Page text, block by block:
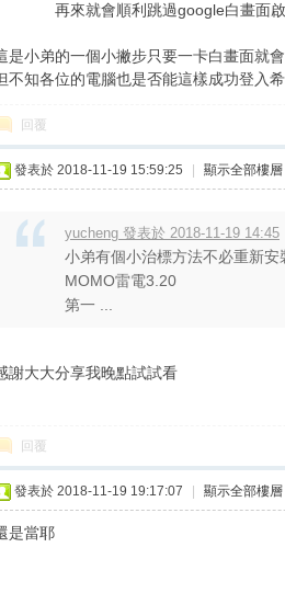
再來就會順利跳過google白畫面啟
是小弟的一個小撇步只要一卡白畫面就
不知各位的電腦也是否能這樣成功登入
回覆
發表於 2018-11-19 15:59:25 顯示全部樓層
yucheng 發表於 2018-11-19 14:45
小弟有個小治標方法不必重新
MOMO雷電3.20
第一 ...
謝大大分享我晚點試試看
回覆
發表於 2018-11-19 19:17:07 顯示全部樓層
是當耶